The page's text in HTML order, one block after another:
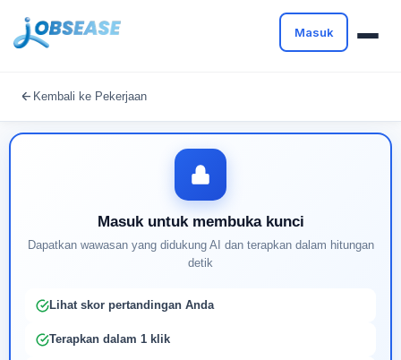
Masuk
Kembali ke Pekerjaan
Masuk untuk membuka kunci
Dapatkan wawasan yang didukung AI dan terapkan dalam hitungan
detik
Lihat skor pertandingan Anda
Terapkan dalam 1 klik
Buat profil Anda untuk membuka kunci pencocokan